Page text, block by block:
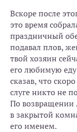
Вскоре после
это время
праздничный
подавал плов,
твой хозяин
его любимую
сказав, что
слуге никто не
По возвращении
в закрытой
его именем.